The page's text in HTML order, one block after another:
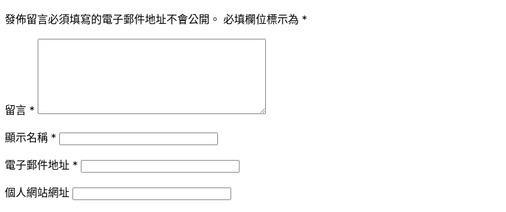
發佈留言必須填寫的電子郵件地址不會公開。 必填欄位標示為 *
留言 *
顯示名稱 *
電子郵件地址 *
個人網站網址